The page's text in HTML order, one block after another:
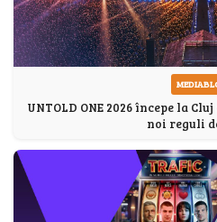
UNTOLD ONE 2026 începe la
noi reguli